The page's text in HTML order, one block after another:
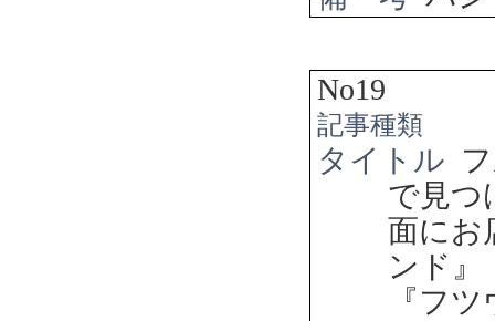
No19
記事種類
タイトル
で見
面に
ンド
『フ